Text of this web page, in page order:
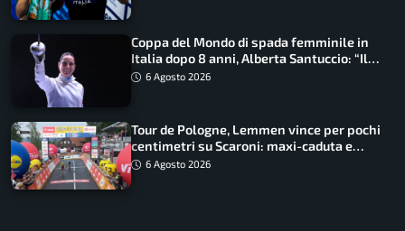
Coppa del Mondo di spada femminile in
Italia dopo 8 anni, Alberta Santuccio: “Il
lavoro dà sempre i suoi frutti”
6 Agosto 2026
Tour de Pologne, Lemmen vince per pochi
centimetri su Scaroni: maxi-caduta e
tappa accorciata
6 Agosto 2026